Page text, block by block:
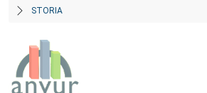
STORIA